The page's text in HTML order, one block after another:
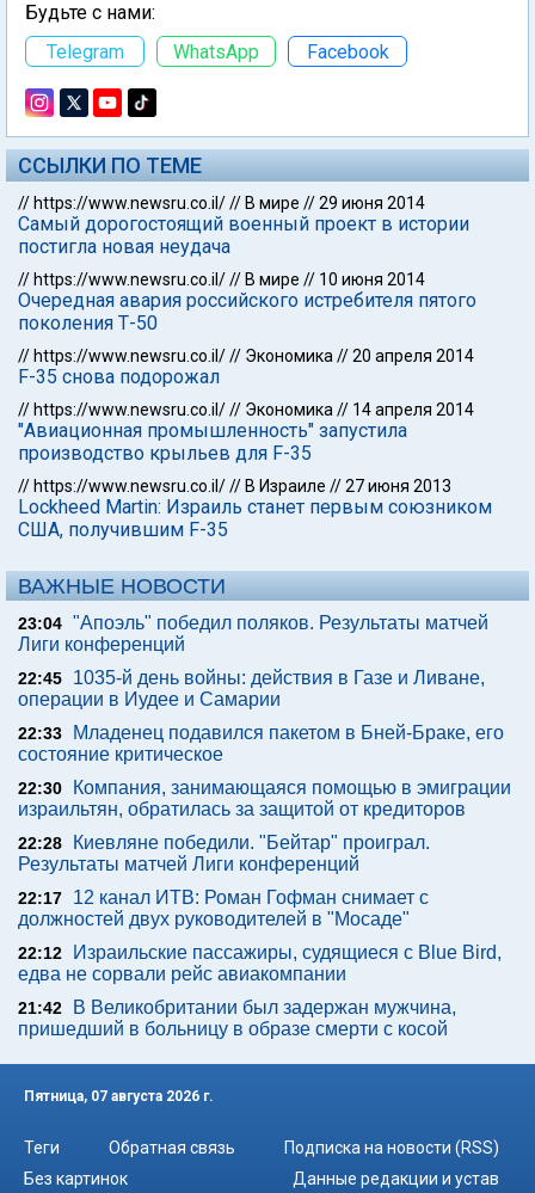
Будьте с нами:
Telegram
WhatsApp Facebook
ССЫЛКИ ПО ТЕМЕ
// https://www.newsru.co.il/// В мире //29 июня 2014
Самый дорогостоящий военный проект в истории
постигла новая неудача
// https://www.newsru.co.il/// В мире // 10 июня 2014
Очередная авария российского истребителя пятого
поколения Т-50
// https://www.newsru.co.il/// Экономика //20 апреля 2014
F-35 снова подорожал
// https://www.newsru.co.il/// Экономика // 14 апреля 2014
"Авиационная промышленность" запустила
производство крыльев для F-35
// https://www.newsru.co.il/// В Израиле //27 июня 2013
Lockheed Martin: Израиль станет первым союзником
США, получившим F-35
ВАЖНЫЕ НОВОСТИ
23:04 "Апоэль" победил поляков. Результаты матчей
Лиги конференций
22:45
1035-й день войны: действия в Газе и Ливане,
операции в Иудее и Самарии
22:33
Младенец подавился пакетом в Бней-Браке, его
состояние критическое
22:30
Компания, занимающаяся помощью в эмиграции
израильтян, обратилась за защитой от кредиторов
22:28
Киевляне победили. "Бейтар" проиграл.
Результаты матчей Лиги конференций
22:17
12 канал ИТВ: Роман Гофман снимает с
должностей двух руководителей в "Мосаде"
22:12
Израильские пассажиры, судящиеся с Blue Bird,
едва не сорвали рейс авиакомпании
21:42
В Великобритании был задержан мужчина,
пришедший в больницу в образе смерти с косой
Пятница, 07 августа 2026 г.
Теги Обратная связь
Подписка на новости (RSS)
Без картинок
Данные редакции и устав